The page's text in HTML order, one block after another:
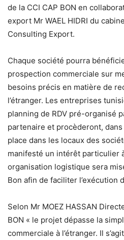
de la CCI CAP BON en
export Mr WAEL HIDRI du
Consulting Export.
Chaque société pourra
prospection commerciale sur
besoins précis en matière de
l’étranger. Les entreprises
planning de RDV pré-organisé
partenaire et procèderont,
place dans les locaux des
manifesté un intérêt particulier
organisation logistique sera
Bon afin de faciliter l’exécution
Selon Mr MOEZ HASSAN
BON « le projet dépasse la
commerciale à l’étranger. Il